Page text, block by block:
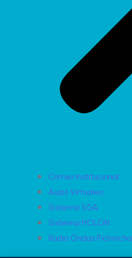
Correo Institucional
Aulas Virtuales
Sistema SGA
Sistema HOLON
Radio Ondas Pichincha